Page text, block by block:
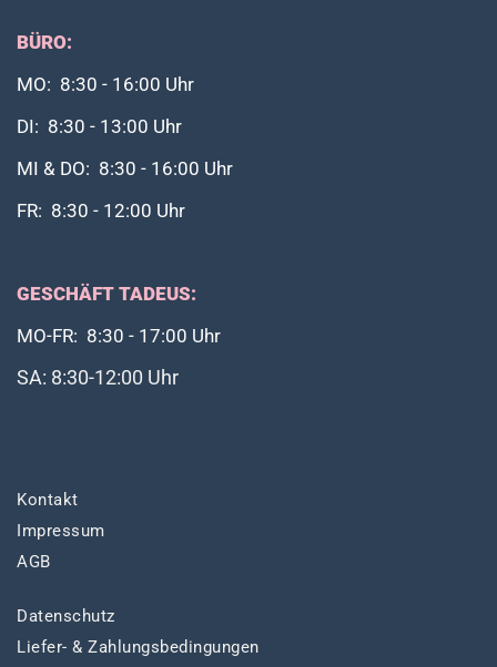
BÜRO:
MO: 8:30 - 16:00 Uhr
DI: 8:30 - 13:00 Uhr
MI & DO: 8:30 - 16:00 Uhr
FR: 8:30 - 12:00 Uhr
GESCHÄFT TADEUS:
MO-FR: 8:30 - 17:00 Uhr
SA: 8:30-12:00 Uhr
Kontakt
Impressum
AGB
Datenschutz
Liefer- & Zahlungsbedingungen